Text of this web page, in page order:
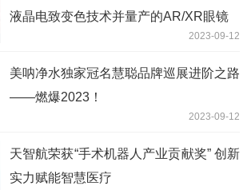
液晶电致变色技术并量产的AR/XR眼镜
2023-09-12
美呐净水独家冠名慧聪品牌巡展进阶之路
——燃爆2023！
2023-09-12
天智航荣获“手术机器人产业贡献奖” 创新
实力赋能智慧医疗